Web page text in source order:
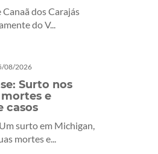
dos Carajás
do V...
08/2026
Surto nos
mortes e
casos
surto em Michigan,
mortes e...